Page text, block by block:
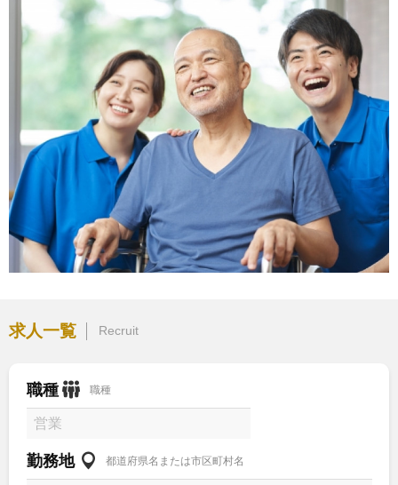
求人一覧 Recruit
職種 職種
勤務地 都道府県名または市区町村名